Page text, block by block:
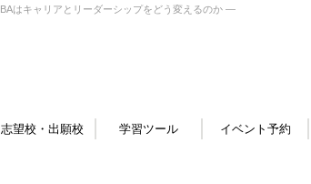
はキャリアとリーダーシップをどう変えるのか ―
志望校・出願校 学習ツール イベント予約